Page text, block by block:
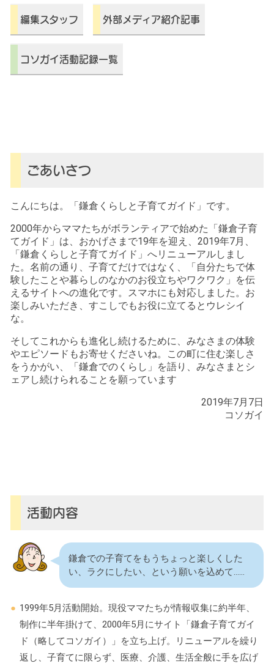
編集スタッフ 外部メディア紹介記事
コソガイ活動記録一覧
ごあいさつ
こんにちは。「鎌倉くらしと子育てガイド」です。
2000年からママたちがボランティアで始めた「鎌倉子育
てガイド」は、おかげさまで19年を迎え、2019年7月、
「鎌倉くらしと子育てガイド」へリニューアルしまし
た。名前の通り、子育てだけではなく、「自分たちで体
験したことや暮らしのなかのお役立ちやワクワク」を伝
えるサイトへの進化です。スマホにも対応しました。お
楽しみいただき、すこしでもお役に立てるとウレシイ
な。
そしてこれからも進化し続けるために、みなさまの体験
やエピソードもお寄せくださいね。この町に住む楽しさ
をうかがい、「鎌倉でのくらし」を語り、みなさまとシ
ェアし続けられることを願っています
2019年7月7日
コソガイ
活動内容
鎌倉での子育てをもうちょっと楽しくした
い、ラクにしたい、という願いを込めて……
1999年5月活動開始。現役ママたちが情報収集に約半年、
制作に半年掛けて、2000年5月にサイト「鎌倉子育てガイ
ド（略してコソガイ）」を立ち上げ。リニューアルを繰り
返し、子育てに限らず、医療、介護、生活全般に手を広げ